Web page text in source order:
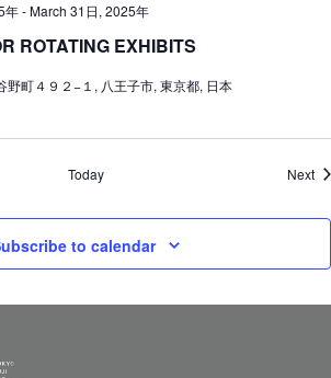
ROTATING EXHIBITS
年-March 31日, 2025年
野町４９２−１, 八王子市, 東京都, 日本
Today Next
to calendar